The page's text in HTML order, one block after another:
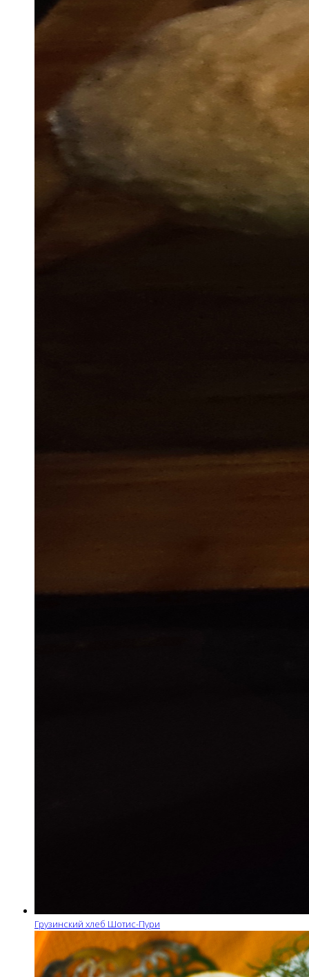
Грузинский хлеб Шотис-Пури